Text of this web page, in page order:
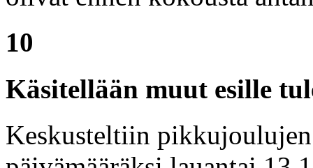
10
Käsitellään muut esille
Keskusteltiin